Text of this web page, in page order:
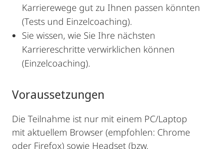
Karrierewege gut zu Ihnen passen könnten
(Tests und Einzelcoaching).
Sie wissen, wie Sie Ihre nächsten
Karriereschritte verwirklichen können
(Einzelcoaching).
Voraussetzungen
Die Teilnahme ist nur mit einem PC/Laptop
mit aktuellem Browser (empfohlen: Chrome
oder Firefox) sowie Headset (bzw.